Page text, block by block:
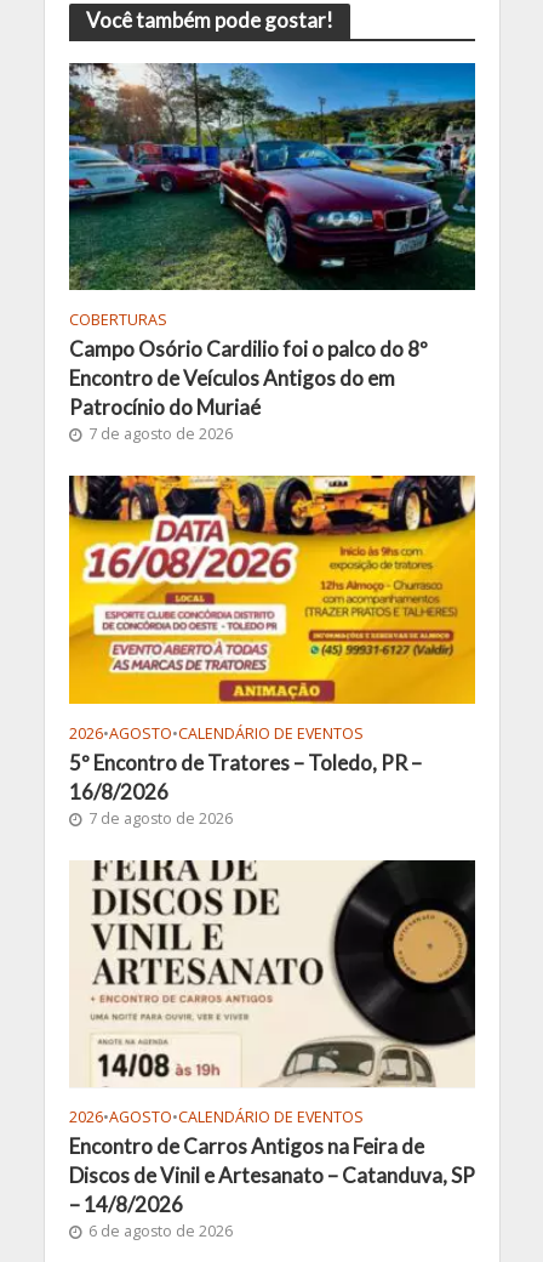
Você também pode gostar!
COBERTURAS
Campo Osório Cardilio foi o palco do 8º
Encontro de Veículos Antigos do em
Patrocínio do Muriaé
7 de agosto de 2026
2026•AGOSTO•CALENDÁRIO DE EVENTOS
5º Encontro de Tratores – Toledo, PR –
16/8/2026
7 de agosto de 2026
2026•AGOSTO•CALENDÁRIO DE EVENTOS
Encontro de Carros Antigos na Feira de
Discos de Vinil e Artesanato – Catanduva, SP
– 14/8/2026
6 de agosto de 2026